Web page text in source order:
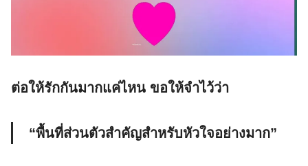
ต่อให้รักกันมากแค่ไหน ขอให้จำไว้ว่า
“พื้นที่ส่วนตัวสำคัญสำหรับหัวใจอย่างมาก”